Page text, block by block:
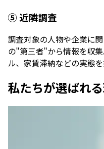
⑤ 近隣調査
調査対象の人物や企業に
の"第三者"から情報を収
ル、家賃滞納などの実態を
私たちが選ばれ